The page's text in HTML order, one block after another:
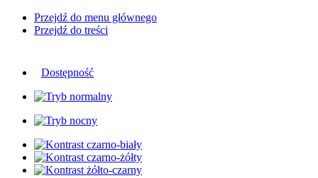
Przejdź do menu głównego
Przejdź do treści
Dostępność